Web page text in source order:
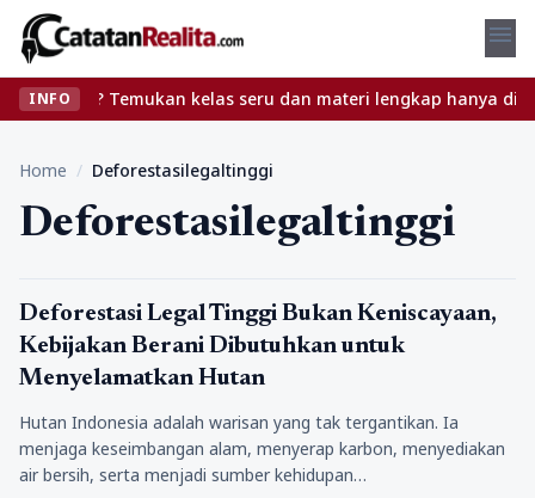
menu
INFO
ribet? Temukan kelas seru dan materi lengkap hanya di
Home / Deforestasilegaltinggi
Deforestasilegaltinggi
Politik
Deforestasi Legal Tinggi Bukan Keniscayaan,
Kebijakan Berani Dibutuhkan untuk
Menyelamatkan Hutan
Hutan Indonesia adalah warisan yang tak tergantikan. Ia
menjaga keseimbangan alam, menyerap karbon, menyediakan
air bersih, serta menjadi sumber kehidupan…